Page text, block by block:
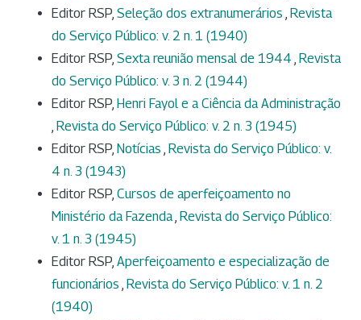
Editor RSP, Seleção dos extranumerários Revista
do Serviço Público: v. 2 n. 1 (1940)
Editor RSP, Sexta reunião mensal de 1944 Revista
do Serviço Público: v. 3 n. 2 (1944)
Editor RSP, Henri Fayol e a Ciência da Administração
Revista do Serviço Público: v. 2 n. 3 (1945)
Editor RSP, Notícias Revista do Serviço Público: v.
4 n. 3 (1943)
Editor RSP, Cursos de aperfeiçoamento no
Ministério da Fazenda Revista do Serviço Público:
v. 1 n. 3 (1945)
Editor RSP, Aperfeiçoamento e especialização de
funcionários Revista do Serviço Público: v. 1 n. 2
(1940)